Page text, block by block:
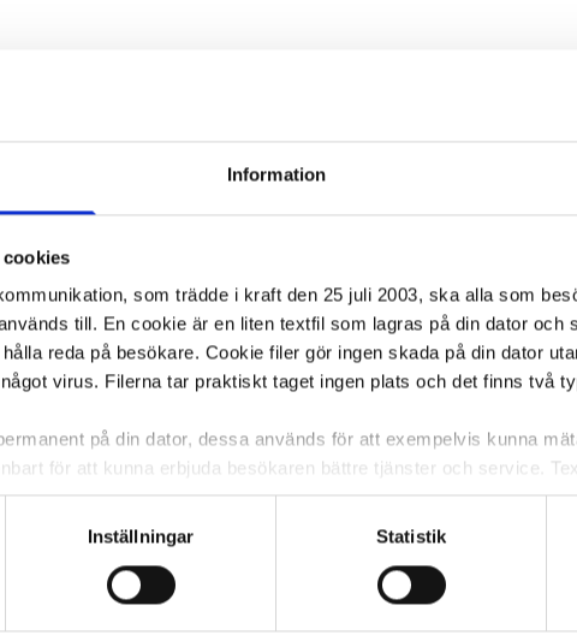
Information
som trädde i kraft den 25 juli 2003, ska alla som
till. En cookie är en liten textfil som lagras på din dator och
reda på besökare. Cookie filer gör ingen skada på din dator
virus. Filerna tar praktiskt taget ingen plats och det finns två
på din dator, dessa används för att exempelvis kunna
för att kunna erbjuda besökaren bättre tjänster och service.
för detta. Informationen som sparas på din dator är endast
alltså helt anonymt.
som vanligtvis används är session cookies. Under tiden du är inne
Inställningar Statistik